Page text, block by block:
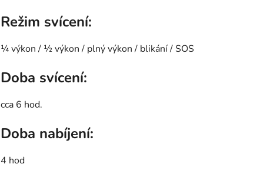
Režim svícení:
¼ výkon / ½ výkon / plný výkon / blikání / SOS
Doba svícení:
cca 6 hod.
Doba nabíjení:
4 hod